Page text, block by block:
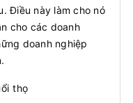
Điều này làm cho nó
cho các doanh
doanh nghiệp
thọ